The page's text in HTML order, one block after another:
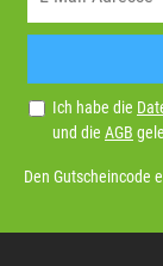
Ich habe die
und die AGB
Den Gutscheincode